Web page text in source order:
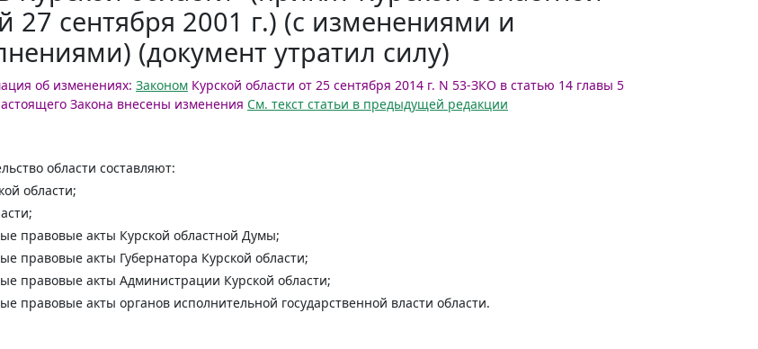
27 сентября 2001 г.) (с изменениями и
(документ утратил силу)
об изменениях: Законом Курской области от 25 сентября 2014 г. N 53-ЗКО в статью 14 главы 5
Закона внесены изменения См. текст статьи в предыдущей редакции
области составляют:
области;
правовые акты Курской областной Думы;
правовые акты Губернатора Курской области;
правовые акты Администрации Курской области;
правовые акты органов исполнительной государственной власти области.